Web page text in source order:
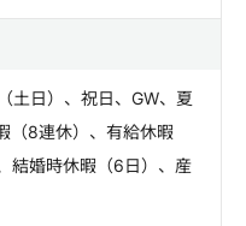
土日）、祝日、GW、夏
（8連休）、有給休暇
結婚時休暇（6日）、産